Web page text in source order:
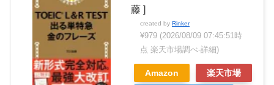
藤 ]
created by Rinker
¥979 (2026/08/09 07:45:51時
点 楽天市場調べ-詳細)
Amazon 楽天市場